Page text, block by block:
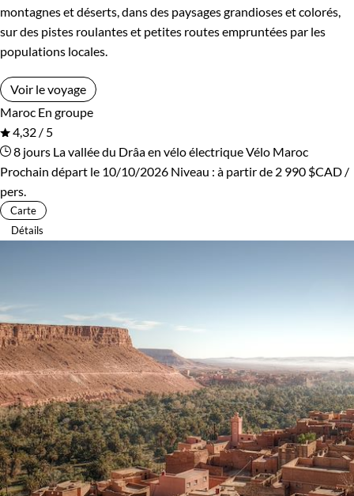
Les 10/13 ans Les 14/16 ans
Confort
Standard
Patrimoine et Nature
montagnes et déserts, dans des paysages grandioses et colorés,
sur des pistes roulantes et petites routes empruntées par les
populations locales.
Voir le voyage
Maroc En groupe
4,32 / 5
8 jours La vallée du Drâa en vélo électriqueVélo Maroc
Prochain départ le 10/10/2026 Niveau : à partir de 2 990 $CAD /
pers.
Carte
Détails